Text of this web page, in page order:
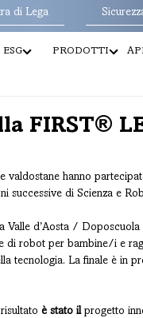
di Lega
ESG PRODOTTI
FIRST®
valdostane hanno
successive di Scienza e
Valle d’Aosta /
di robot per bambine/i e
tecnologia. La finale è in
è stato il progetto